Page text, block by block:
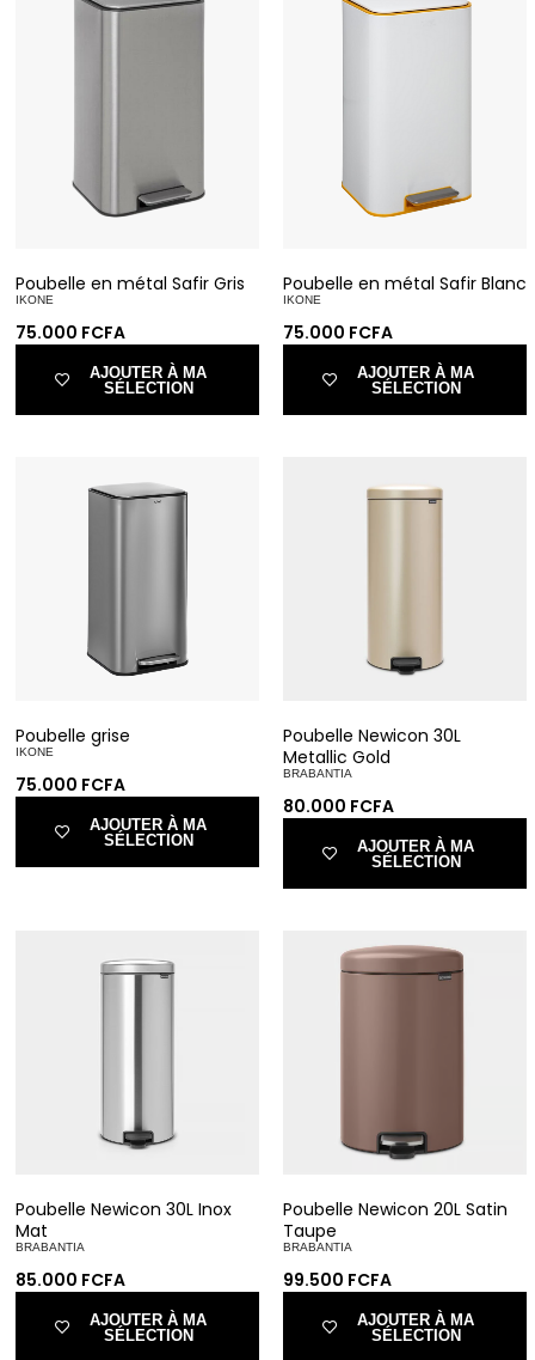
Poubelle en métal Safir Gris
IKONE
75.000 FCFA
AJOUTER À MA
SÉLECTION
Poubelle en métal Safir Blanc
IKONE
75.000 FCFA
AJOUTER À MA
SÉLECTION
Poubelle grise
IKONE
75.000 FCFA
AJOUTER À MA
SÉLECTION
Poubelle Newicon 30L
Metallic Gold
BRABANTIA
80.000 FCFA
AJOUTER À MA
SÉLECTION
Poubelle Newicon 30L Inox
Mat
BRABANTIA
85.000 FCFA
AJOUTER À MA
SÉLECTION
Poubelle Newicon 20L Satin
Taupe
BRABANTIA
99.500 FCFA
AJOUTER À MA
SÉLECTION